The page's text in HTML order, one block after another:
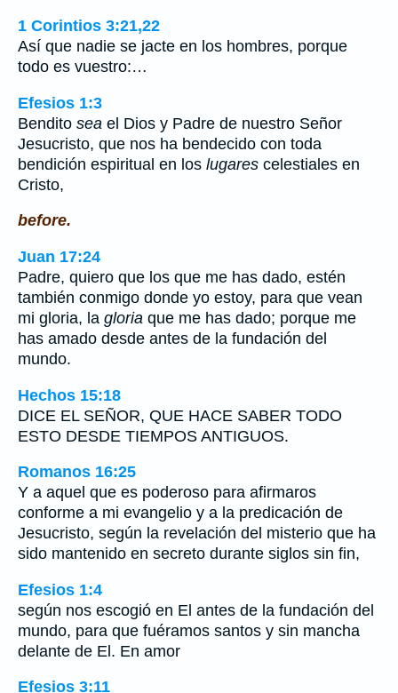
1 Corintios 3:21,22
Así que nadie se jacte en los hombres, porque
todo es vuestro:…
Efesios 1:3
Bendito sea el Dios y Padre de nuestro Señor
Jesucristo, que nos ha bendecido con toda
bendición espiritual en los lugares celestiales en
Cristo,
before.
Juan 17:24
Padre, quiero que los que me has dado, estén
también conmigo donde yo estoy, para que vean
mi gloria, la gloria que me has dado; porque me
has amado desde antes de la fundación del
mundo.
Hechos 15:18
DICE EL SEÑOR, QUE HACE SABER TODO
ESTO DESDE TIEMPOS ANTIGUOS.
Romanos 16:25
Y a aquel que es poderoso para afirmaros
conforme a mi evangelio y a la predicación de
Jesucristo, según la revelación del misterio que ha
sido mantenido en secreto durante siglos sin fin,
Efesios 1:4
según nos escogió en El antes de la fundación del
mundo, para que fuéramos santos y sin mancha
delante de El. En amor
Efesios 3:11